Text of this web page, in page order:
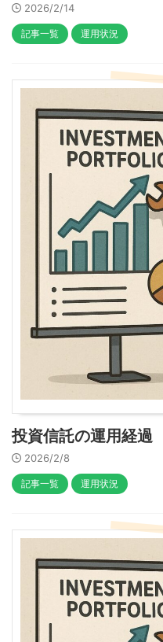
2026/2/14
記事一覧 運用状況
投資信託の運用経過
2026/2/8
記事一覧 運用状況